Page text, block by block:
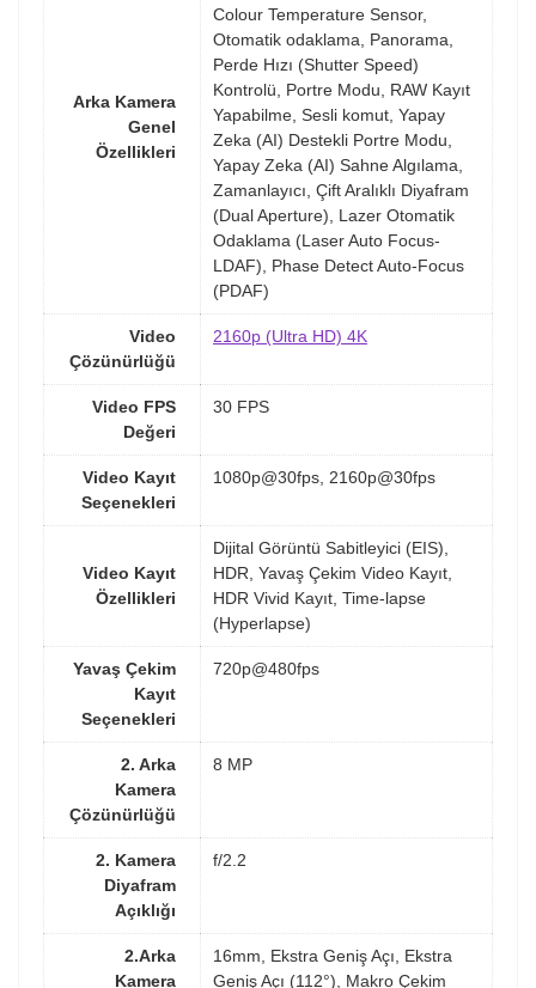
Arka Kamera
Genel
Özellikleri
Colour Temperature Sensor,
Otomatik odaklama, Panorama,
Perde Hızı (Shutter Speed)
Kontrolü, Portre Modu, RAW Kayıt
Yapabilme, Sesli komut, Yapay
Zeka (AI) Destekli Portre Modu,
Yapay Zeka (AI) Sahne Algılama,
Zamanlayıcı, Çift Aralıklı Diyafram
(Dual Aperture), Lazer Otomatik
Odaklama (Laser Auto Focus-
LDAF), Phase Detect Auto-Focus
(PDAF)
Video
Çözünürlüğü
2160p (Ultra HD) 4K
Video FPS
Değeri
30 FPS
Video Kayıt
Seçenekleri
1080p@30fps, 2160p@30fps
Video Kayıt
Özellikleri
Dijital Görüntü Sabitleyici (EIS),
HDR, Yavaş Çekim Video Kayıt,
HDR Vivid Kayıt, Time-lapse
(Hyperlapse)
Yavaş Çekim
Kayıt
Seçenekleri
720p@480fps
2. Arka
Kamera
Çözünürlüğü
8 MP
2. Kamera
Diyafram
Açıklığı
f/2.2
2.Arka
Kamera
16mm, Ekstra Geniş Açı, Ekstra
Geniş Açı (112°), Makro Çekim